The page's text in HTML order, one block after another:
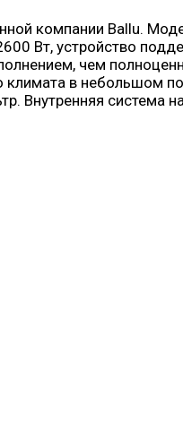
компании Ballu.
Вт, устройство
чем
в небольшом
Внутренняя система